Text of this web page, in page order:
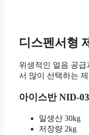
디스펜서형
위생적인 얼음 공급
서 많이 선택하는
아이스반 NID-
일생산 30kg
저장량 2kg